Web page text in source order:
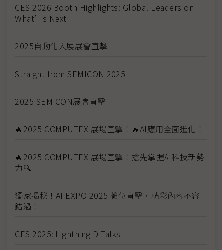
CES 2026 Booth Highlights: Global Leaders on
What’s Next
2025自動化大展展會直擊
Straight from SEMICON 2025
2025 SEMICON展會直擊
🔥2025 COMPUTEX 展場直擊！🔥AI應用全面進化！
🔥2025 COMPUTEX 展場直擊！搶先掌握AI科技新勢
力🔍
獨家揭秘！AI EXPO 2025 攤位直擊，精彩內容不容
錯過！
CES 2025: Lightning D-Talks